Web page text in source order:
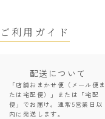
ご利用ガイド
配送について
「店舗おまかせ便（メール便ま
たは宅配便）」または「宅配
便」でお届け。通常5営業日以
内に発送します。